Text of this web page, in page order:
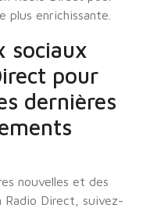
plus enrichissante.
sociaux
pour
dernières
nouvelles et des
Radio Direct, suivez-